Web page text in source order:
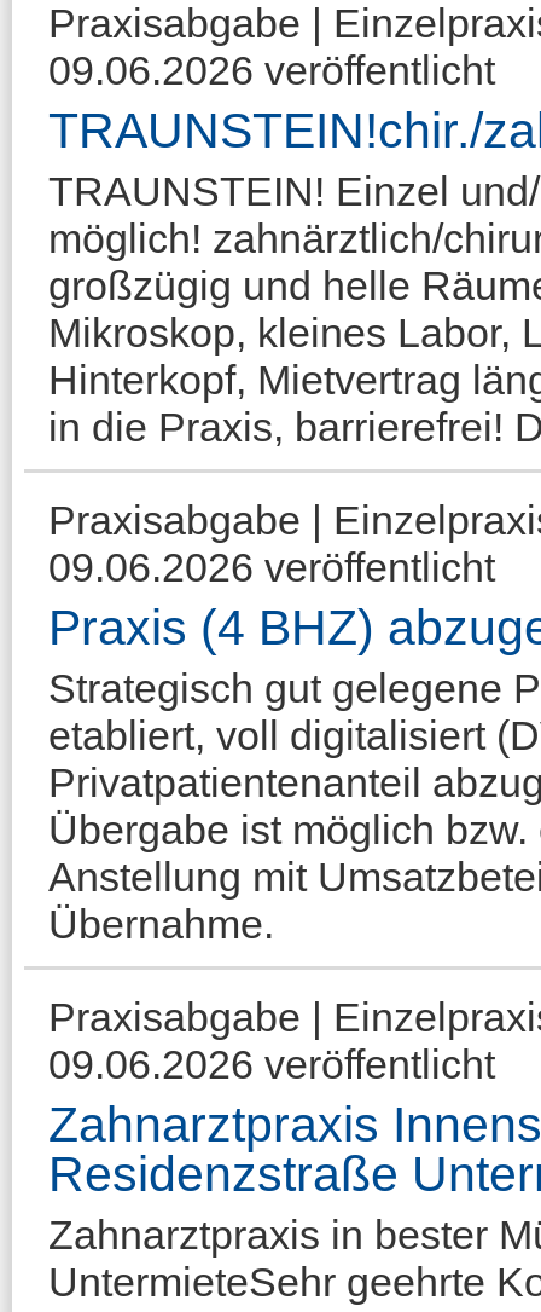
Praxisabgabe |
09.06.2026 veröffentlicht
TRAUNSTEIN!chir./
TRAUNSTEIN! Einzel
möglich! zahnärztlich/
großzügig und helle
Mikroskop, kleines Labor,
Hinterkopf, Mietvertrag
in die Praxis, barrierefrei!
Praxisabgabe |
09.06.2026 veröffentlicht
Praxis (4 BHZ)
Strategisch gut gelegene
etabliert, voll digitalisiert
Privatpatientenanteil
Übergabe ist möglich
Anstellung mit
Übernahme.
Praxisabgabe |
09.06.2026 veröffentlicht
Zahnarztpraxis
Residenzstraße
Zahnarztpraxis in bester
UntermieteSehr geehrte